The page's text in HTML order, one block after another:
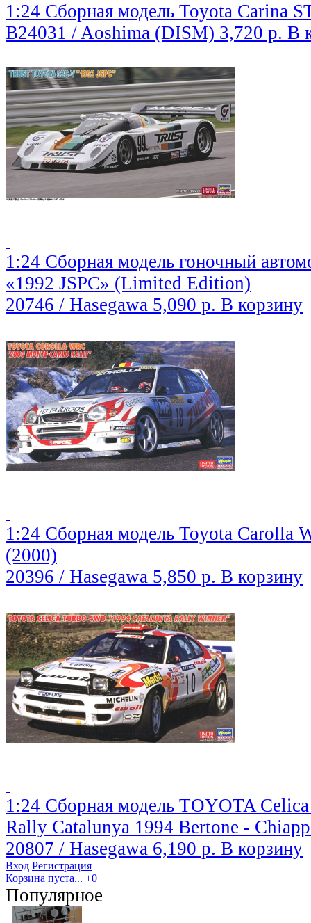
1:24 Сборная модель Toyota Carina
B24031 / Aoshima (DISM) 3,720 р. В
1:24 Сборная модель гоночный
«1992 JSPC» (Limited Edition)
20746 / Hasegawa 5,090 р. В корзину
1:24 Сборная модель Toyota Carolla
(2000)
20396 / Hasegawa 5,850 р. В корзину
1:24 Сборная модель TOYOTA
Rally Catalunya 1994 Bertone -
20807 / Hasegawa 6,190 р. В корзину
Вход Регистрация
Корзина пуста... +0
Популярное